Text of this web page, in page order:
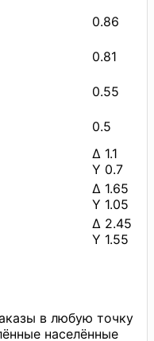
0.86
0.81
0.55
0.5
∆ 1.1
Y 0.7
∆ 1.65
Y 1.05
∆ 2.45
Y 1.55